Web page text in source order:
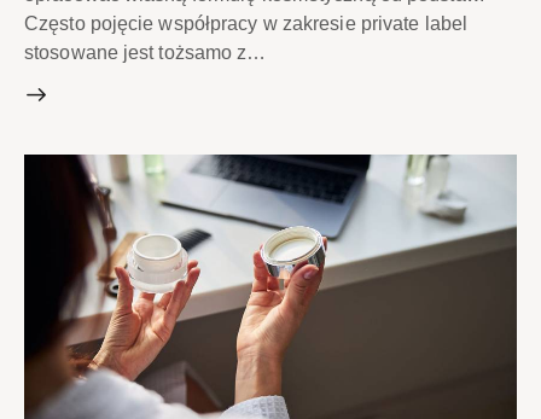
Często pojęcie współpracy w zakresie private label
stosowane jest tożsamo z…